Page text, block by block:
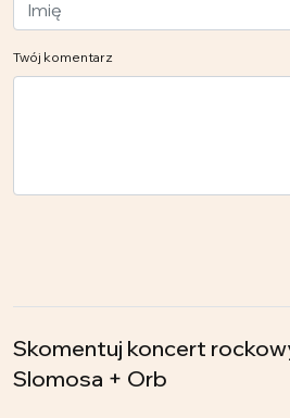
Twój komentarz
Skomentuj koncert
Slomosa + Orb